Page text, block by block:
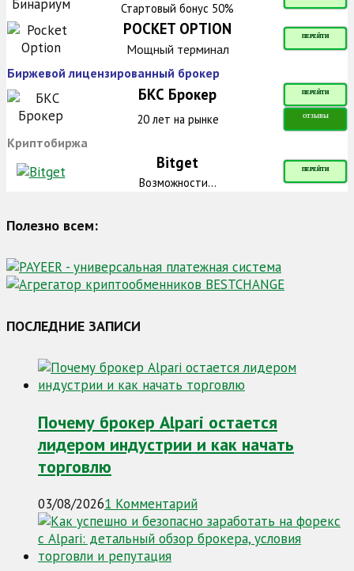
Стартовый бонус 50%
POCKET OPTION ПЕРЕЙТИ
Мощный терминал
Биржевой лицензированный брокер
БКС Брокер ПЕРЕЙТИ
20 лет на рынке ОТЗЫВЫ
Криптобиржа
Bitget ПЕРЕЙТИ
Возможности...
Полезно всем:
ПОСЛЕДНИЕ ЗАПИСИ
Почему брокер Alpari остается
лидером индустрии и как начать
торговлю
03/08/20261 Комментарий